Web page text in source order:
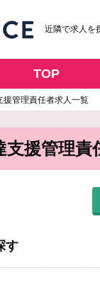
近隣で求人を
TOP
援管理責任者求人一覧
支援管理責
す